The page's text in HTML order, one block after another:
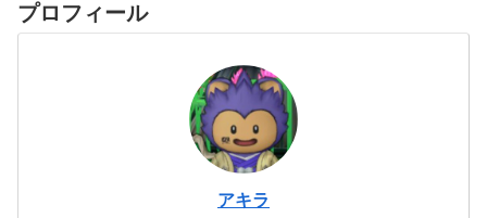
プロフィール
アキラ